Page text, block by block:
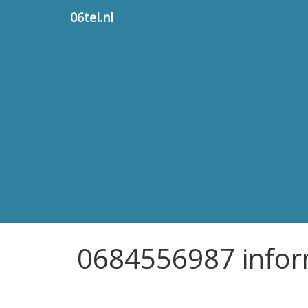
06tel.nl
0684556987